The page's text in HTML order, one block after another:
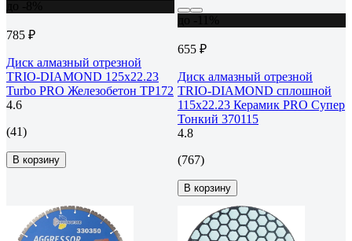
785 ₽
Диск алмазный отрезной
TRIO-DIAMOND 125x22.23
Turbo PRO Железобетон TP172
4.6
(41)
В корзину
655 ₽
Диск алмазный отрезной
TRIO-DIAMOND сплошной
115x22.23 Керамик PRO Супер
Тонкий 370115
4.8
(767)
В корзину